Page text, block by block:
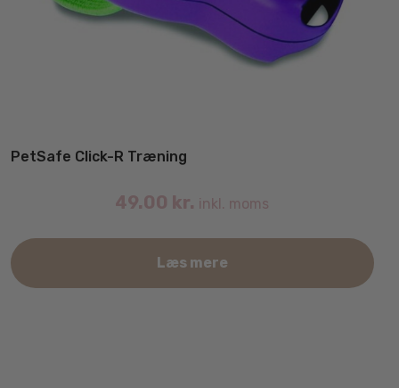
PetSafe Click-R Træning
49.00 kr. inkl. moms
Læs mere